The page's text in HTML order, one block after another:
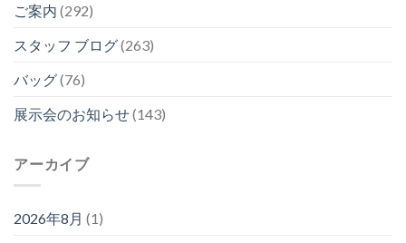
ご案内 (292)
スタッフ ブログ(263)
バッグ(76)
展示会のお知らせ(143)
アーカイブ
2026年8月 (1)